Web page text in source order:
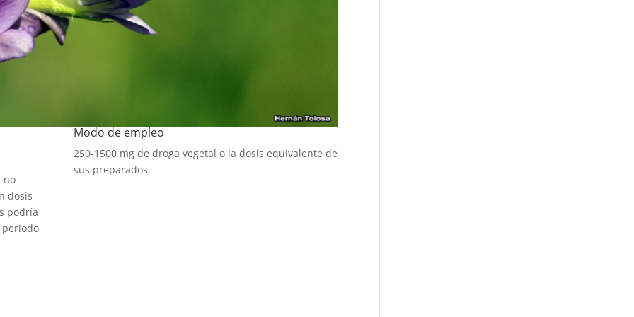
no
dosis
podría
Modo de empleo
250-1500 mg de droga vegetal o la dosís equivalente de
sus preparados.